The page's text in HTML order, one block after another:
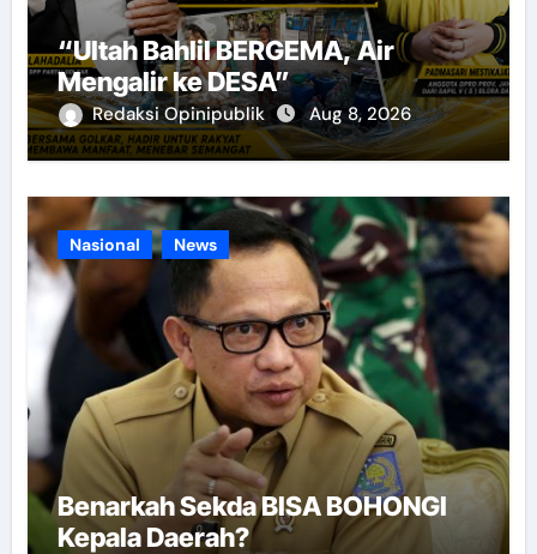
“Ultah Bahlil BERGEMA, Air
Mengalir ke DESA”
Redaksi Opinipublik Aug 8, 2026
Nasional News
Benarkah Sekda BISA BOHONGI
Kepala Daerah?